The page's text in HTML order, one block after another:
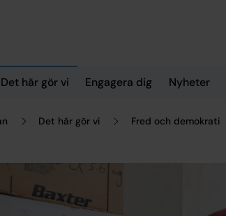
Det här gör vi Engagera dig Nyheter
Det här gör vi Fred och demokrati